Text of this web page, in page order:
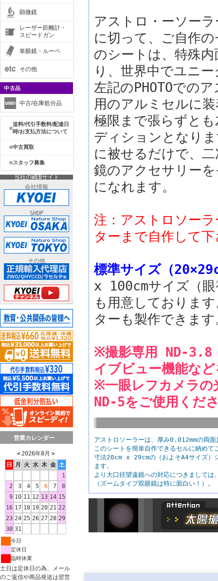
顕微鏡
レーザー距離計・
スピードガン
単眼鏡・ルーペ
その他
中古品
中古/在庫処分品
送料/代引手数料/配達日
時/お支払方法について
中古買取
スタッフ募集
当社のWEBサイト
会社情報
SHOP
その他
営業カレンダー
＜ 2026年8月 ＞
日
月 火 水 木 金 土
1
2
3 4 5 6 7
8
9 10 11 12 13 14 15
16 17 18 19 20 21 22
23 24 25 26 27 28 29
30 31
今日
定休日
臨時休業
土日は定休日の為、メール
のご返信や商品発送は翌営
アストロ・ーソー
に切って、ご自作
のシートは、特殊
り、世界中でユニ
左記のPHOTOでの
用のアルミセルに
極限まで張らずと
ディションとなり
に被せるだけで、
鏡のアクセサリー
になれます。
注：アストロソー
ターまで自作して
標準サイズ（
x 100cmサイズ（
も用意しておりま
ターも製作できます
※撮影専用 ND-3.8
イブビュー機能な
※一眼レフカメラの
ND-5をご使用くだ
アストロソーラーは、厚み0.012mmの両
このシートを簡単自作できるセルに納めて
寸法20cm x 29cmの（およそA4サイズ）
ます。
より大口径望遠鏡への対応につきまして
（ズームタイプ双眼鏡は特に面白い！）。